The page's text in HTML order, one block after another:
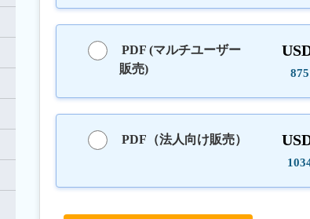
PDF (マルチユーザー
販売)
PDF（法人向け販売）